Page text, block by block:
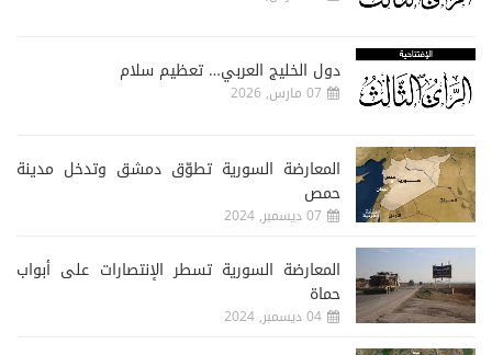
دول الخليج العربي… تعظيم سلام
07 مارس, 2026
المعارضة السورية تطوّق دمشق وتدخل مدينة
حمص
07 ديسمبر, 2024
المعارضة السورية تسطر الإنتصارات على أبواب
حماة
04 ديسمبر, 2024